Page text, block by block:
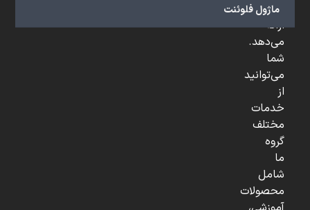
ماژول فلوئنت
...
ارائه
می‌دهد.
شما
می‌توانید
از
خدمات
مختلف
گروه
ما
شامل
محصولات